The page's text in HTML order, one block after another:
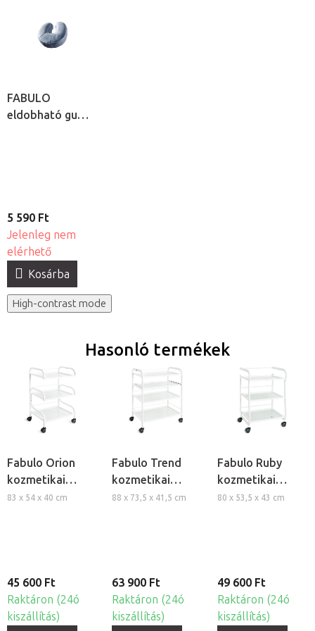
FABULO
eldobható gumis
5 590 Ft
Jelenleg nem
elérhető
Kosárba
High-contrast mode
Hasonló termékek
Fabulo Orion
kozmetikai
eszköztartó
83 x 54 x 40 cm
45 600 Ft
Raktáron (24ó
kiszállítás)
Fabulo Trend
kozmetikai
eszköztartó
88 x 73,5 x 41,5 cm
63 900 Ft
Raktáron (24ó
kiszállítás)
Fabulo Ruby
kozmetikai
eszköztartó
80 x 53,5 x 43 cm
49 600 Ft
Raktáron (24ó
kiszállítás)